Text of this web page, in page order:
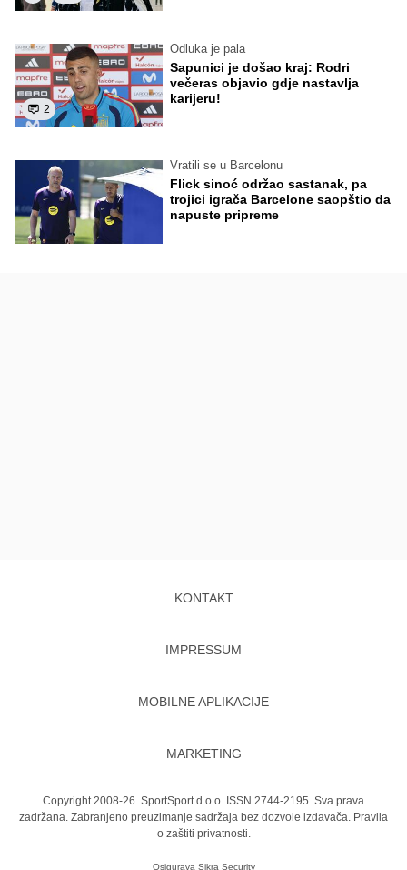
2
Odluka je pala
Sapunici je došao kraj: Rodri
večeras objavio gdje nastavlja
karijeru!
Vratili se u Barcelonu
Flick sinoć održao sastanak, pa
trojici igrača Barcelone saopštio da
napuste pripreme
KONTAKT
IMPRESSUM
MOBILNE APLIKACIJE
MARKETING
Copyright 2008-26. SportSport d.o.o. ISSN 2744-2195. Sva prava
zadržana. Zabranjeno preuzimanje sadržaja bez dozvole izdavača. Pravila
o zaštiti privatnosti.
Osigurava Sikra Security